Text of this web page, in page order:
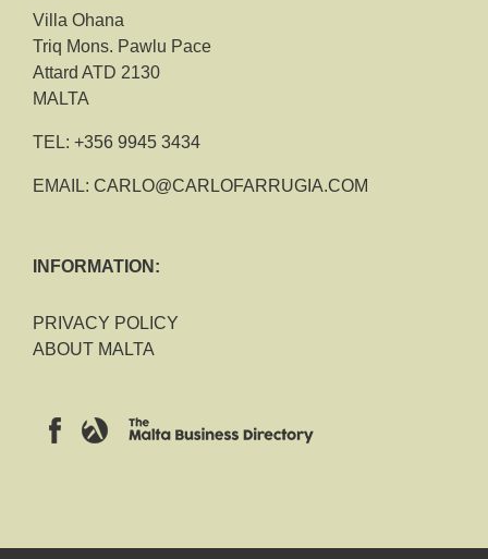
Villa Ohana
Triq Mons. Pawlu Pace
Attard ATD 2130
MALTA
TEL: +356 9945 3434
EMAIL: CARLO@CARLOFARRUGIA.COM
INFORMATION:
PRIVACY POLICY
ABOUT MALTA